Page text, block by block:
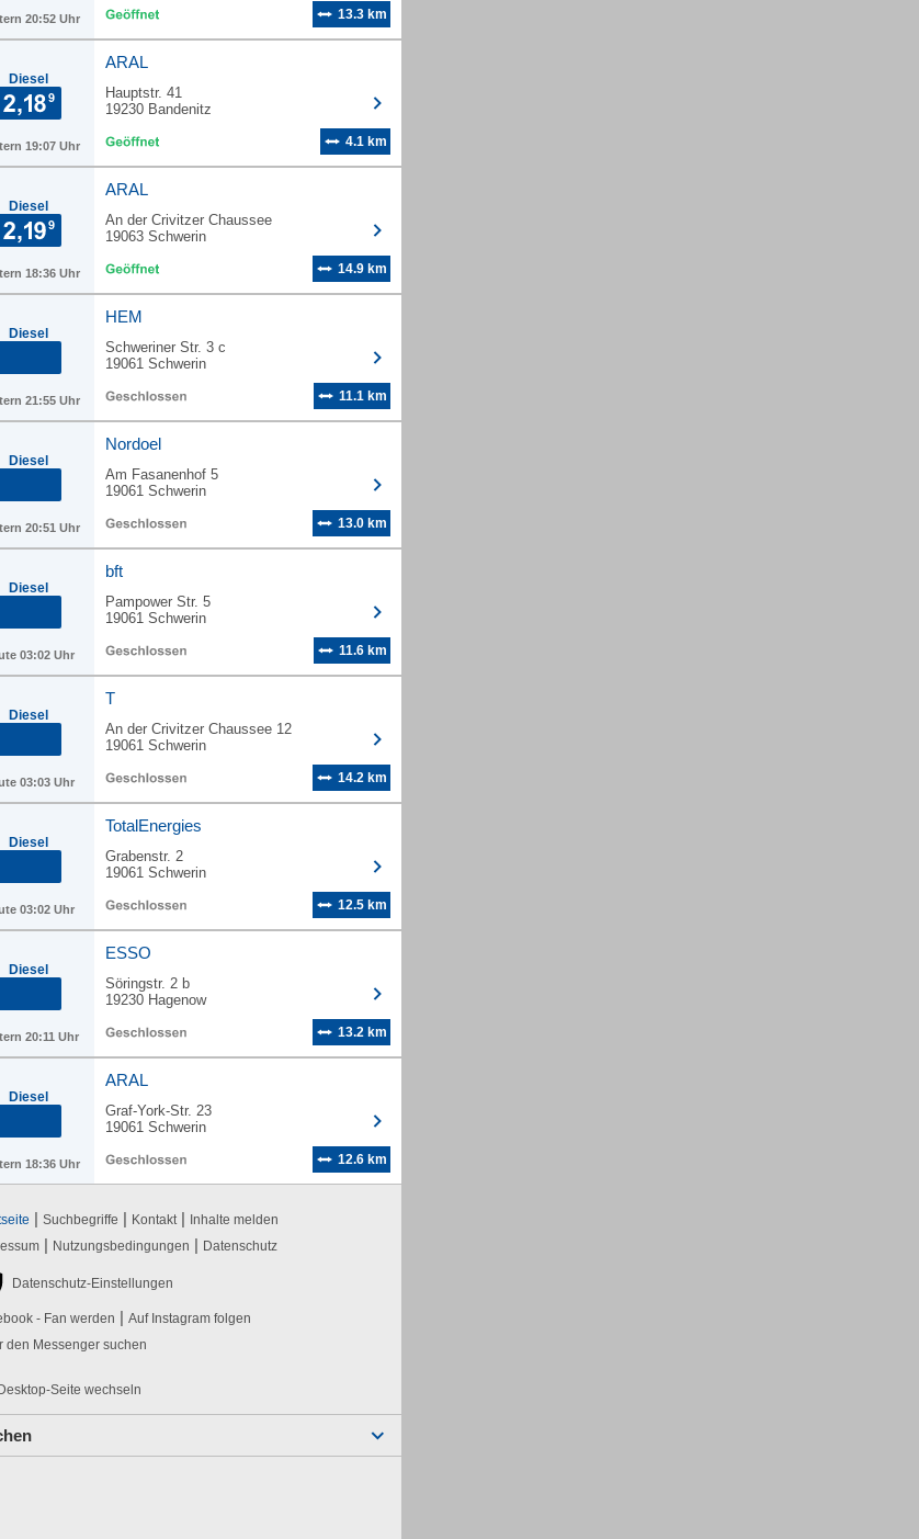
20:52 Uhr 13.3 km
Diesel
19:07 Uhr
ARAL
Hauptstr. 41
19230 Bandenitz
4.1 km
Diesel
18:36 Uhr
ARAL
An der Crivitzer Chaussee
19063 Schwerin
14.9 km
Diesel
21:55 Uhr
HEM
Schweriner Str. 3 c
19061 Schwerin
11.1 km
Diesel
20:51 Uhr
Nordoel
Am Fasanenhof 5
19061 Schwerin
13.0 km
Diesel
03:02 Uhr
bft
Pampower Str. 5
19061 Schwerin
11.6 km
Diesel
03:03 Uhr
T
An der Crivitzer Chaussee 12
19061 Schwerin
14.2 km
Diesel
03:02 Uhr
TotalEnergies
Grabenstr. 2
19061 Schwerin
12.5 km
Diesel
20:11 Uhr
ESSO
Söringstr. 2 b
19230 Hagenow
13.2 km
Diesel
18:36 Uhr
ARAL
Graf-York-Str. 23
19061 Schwerin
12.6 km
| Suchbegriffe | Kontakt | Inhalte melden
| Nutzungsbedingungen | Datenschutz
Datenschutz-Einstellungen
- Fan werden | Auf Instagram folgen
den Messenger suchen
Seite wechseln